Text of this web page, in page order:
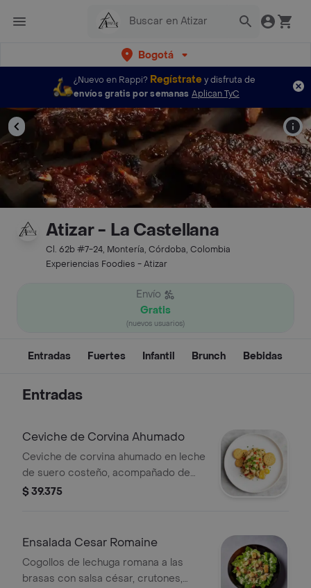
Bogotá
¿Nuevo en Rappi? Regístratey disfruta de
envíos gratis por semanas Aplican TyC
Atizar - La Castellana
Cl. 62b #7-24, Montería, Córdoba, Colombia
Experiencias Foodies - Atizar
Envío
Gratis
(nuevos usuarios)
Entradas Fuertes Infantil Brunch Bebidas
Entradas
Ceviche de Corvina Ahumado
Ceviche de corvina ahumado en leche
de suero costeño, acompañado de
casabe, tomates cherry y cilantro.
$ 39.375
Ensalada Cesar Romaine
Cogollos de lechuga romana a las
brasas con salsa césar, crutones,